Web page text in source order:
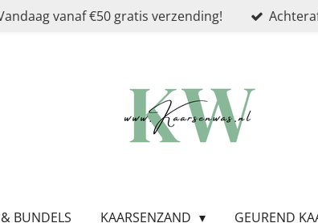
vanaf €50 gratis verzending!
BUNDELS KAARSENZAND GEUREND